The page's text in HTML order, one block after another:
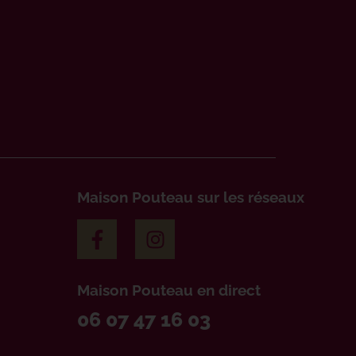
Maison Pouteau sur les réseaux
Maison Pouteau en direct
06 07 47 16 03